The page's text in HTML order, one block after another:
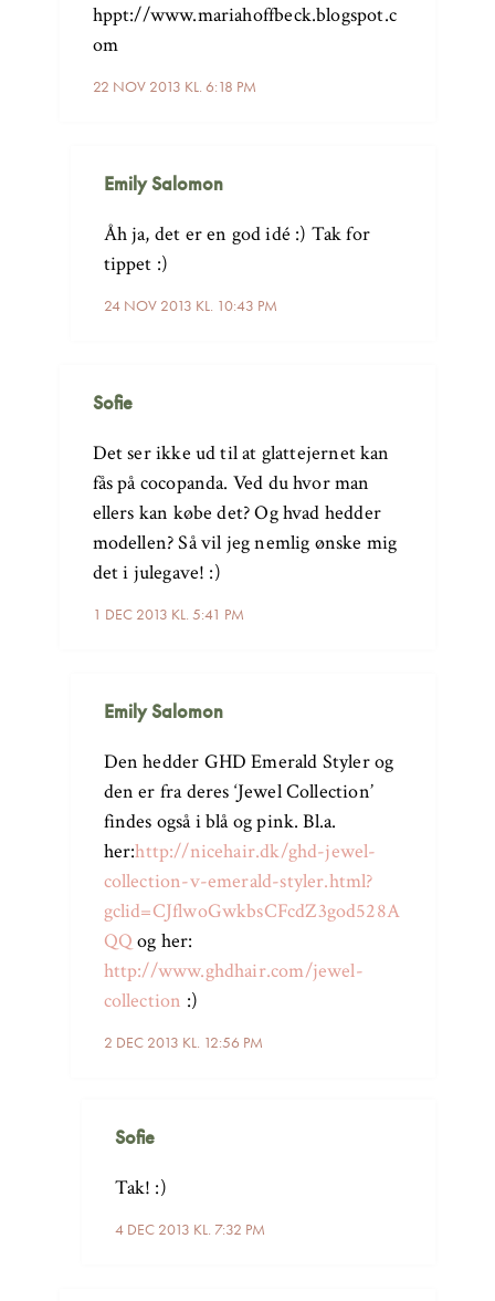
22 NOV 2013 KL. 6:18 PM
hppt://www.mariahoffbeck.blogspot.c
om
Emily Salomon
24 NOV 2013 KL. 10:43 PM
Åh ja, det er en god idé :) Tak for
tippet :)
Sofie
1 DEC 2013 KL. 5:41 PM
Det ser ikke ud til at glattejernet kan
fås på cocopanda. Ved du hvor man
ellers kan købe det? Og hvad hedder
modellen? Så vil jeg nemlig ønske mig
det i julegave! :)
Emily Salomon
2 DEC 2013 KL. 12:56 PM
Den hedder GHD Emerald Styler og
den er fra deres ‘Jewel Collection’
findes også i blå og pink. Bl.a.
her:http://nicehair.dk/ghd-jewel-
collection-v-emerald-styler.html?
gclid=CJflwoGwkbsCFcdZ3god528A
QQ og her:
http://www.ghdhair.com/jewel-
collection :)
Sofie
4 DEC 2013 KL. 7:32 PM
Tak! :)